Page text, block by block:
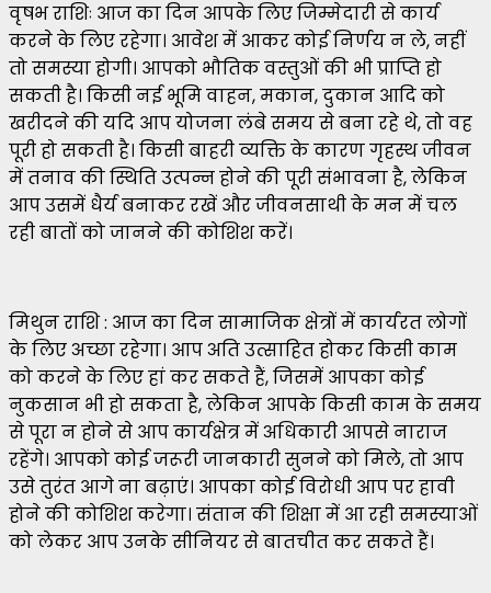
वृषभ राशिः आज का दिन आपके लिए जिम्मेदारी से कार्य
करने के लिए रहेगा। आवेश में आकर कोई निर्णय न ले, नहीं
तो समस्या होगी। आपको भौतिक वस्तुओं की भी प्राप्ति हो
सकती है। किसी नई भूमि वाहन, मकान, दुकान आदि को
खरीदने की यदि आप योजना लंबे समय से बना रहे थे, तो वह
पूरी हो सकती है। किसी बाहरी व्यक्ति के कारण गृहस्थ जीवन
में तनाव की स्थिति उत्पन्न होने की पूरी संभावना है, लेकिन
आप उसमें धैर्य बनाकर रखें और जीवनसाथी के मन में चल
रही बातों को जानने की कोशिश करें।
मिथुन राशि : आज का दिन सामाजिक क्षेत्रों में कार्यरत लोगों
के लिए अच्छा रहेगा। आप अति उत्साहित होकर किसी काम
को करने के लिए हां कर सकते हैं, जिसमें आपका कोई
नुकसान भी हो सकता है, लेकिन आपके किसी काम के समय
से पूरा न होने से आप कार्यक्षेत्र में अधिकारी आपसे नाराज
रहेंगे। आपको कोई जरूरी जानकारी सुनने को मिले, तो आप
उसे तुरंत आगे ना बढ़ाएं। आपका कोई विरोधी आप पर हावी
होने की कोशिश करेगा। संतान की शिक्षा में आ रही समस्याओं
को लेकर आप उनके सीनियर से बातचीत कर सकते हैं।